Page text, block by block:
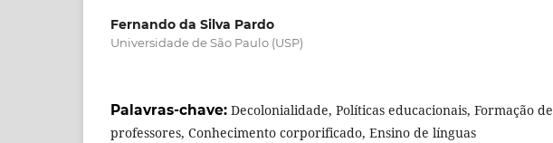
Fernando da Silva Pardo
Universidade de São Paulo (USP)
Palavras-chave: Decolonialidade, Políticas educacionais, Formação de
professores, Conhecimento corporificado, Ensino de línguas